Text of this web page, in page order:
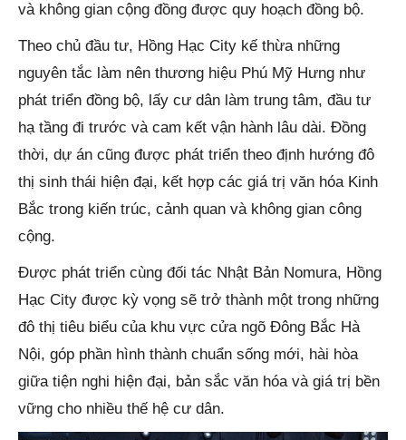
và không gian cộng đồng được quy hoạch đồng bộ.
Theo chủ đầu tư, Hồng Hạc City kế thừa những
nguyên tắc làm nên thương hiệu Phú Mỹ Hưng như
phát triển đồng bộ, lấy cư dân làm trung tâm, đầu tư
hạ tầng đi trước và cam kết vận hành lâu dài. Đồng
thời, dự án cũng được phát triển theo định hướng đô
thị sinh thái hiện đại, kết hợp các giá trị văn hóa Kinh
Bắc trong kiến trúc, cảnh quan và không gian công
cộng.
Được phát triển cùng đối tác Nhật Bản Nomura, Hồng
Hạc City được kỳ vọng sẽ trở thành một trong những
đô thị tiêu biểu của khu vực cửa ngõ Đông Bắc Hà
Nội, góp phần hình thành chuẩn sống mới, hài hòa
giữa tiện nghi hiện đại, bản sắc văn hóa và giá trị bền
vững cho nhiều thế hệ cư dân.